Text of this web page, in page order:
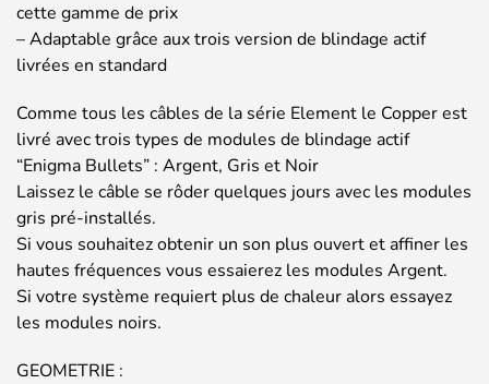
cette gamme de prix
– Adaptable grâce aux trois version de blindage actif
livrées en standard
Comme tous les câbles de la série Element le Copper est
livré avec trois types de modules de blindage actif
“Enigma Bullets” : Argent, Gris et Noir
Laissez le câble se rôder quelques jours avec les modules
gris pré-installés.
Si vous souhaitez obtenir un son plus ouvert et affiner les
hautes fréquences vous essaierez les modules Argent.
Si votre système requiert plus de chaleur alors essayez
les modules noirs.
GEOMETRIE :